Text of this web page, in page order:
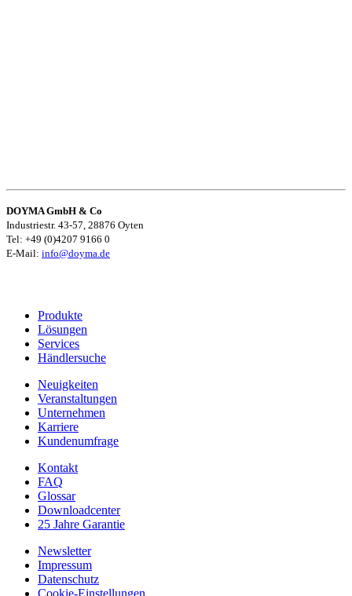
DOYMA GmbH & Co
Industriestr. 43-57, 28876 Oyten
Tel: +49 (0)4207 9166 0
E-Mail: info@doyma.de
Produkte
Lösungen
Services
Händlersuche
Neuigkeiten
Veranstaltungen
Unternehmen
Karriere
Kundenumfrage
Kontakt
FAQ
Glossar
Downloadcenter
25 Jahre Garantie
Newsletter
Impressum
Datenschutz